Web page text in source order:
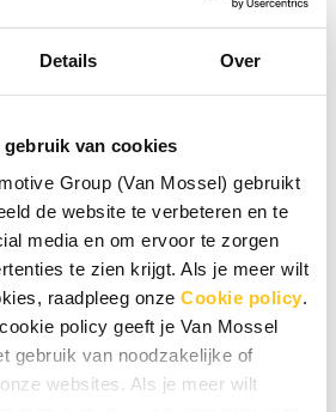
Details Over
gebruik van cookies
Group (Van Mossel) gebruikt
de website te verbeteren en te
media en om ervoor te zorgen
te zien krijgt. Als je meer wilt
raadpleeg onze Cookie policy.
policy geeft je Van Mossel
gebruik van noodzakelijke of
websites. Als je meer wilt